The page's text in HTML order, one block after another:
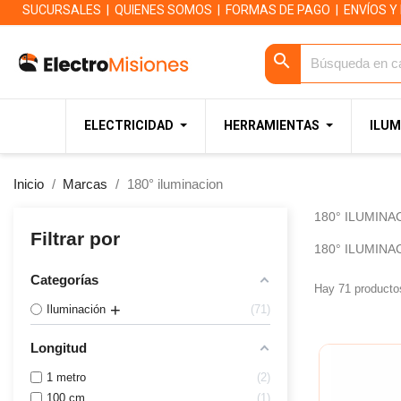
SUCURSALES QUIENES SOMOS FORMAS DE PAGO ENVÍOS
search
ELECTRICIDAD HERRAMIENTAS
Inicio Marcas 180° iluminacion
Filtrar por
Categorías
Iluminación 71
Longitud
1 metro
2
100 cm
1
180°
180°
Hay 71